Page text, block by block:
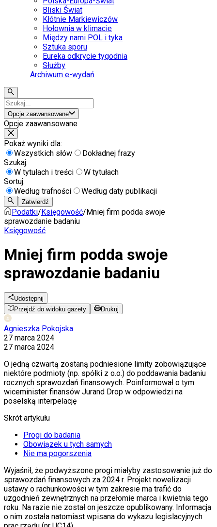
Bliski Świat
Kłótnie Markiewiczów
Hołownia w klimacie
Między nami POL i tyka
Sztuka sporu
Eureka odkrycie tygodnia
Służby
Archiwum e-wydań
Opcje zaawansowane
Opcje zaawansowane
Pokaż wyniki dla:
Wszystkich słów
Dokładnej frazy
Szukaj:
W tytułach i treści
W tytułach
Sortuj:
Według trafności
Według daty publikacji
Zatwierdź
Podatki/Księgowość/Mniej firm podda swoje
sprawozdanie badaniu
Księgowość
Mniej firm podda swoje
sprawozdanie badaniu
Udostępnij
Przejdź do widoku gazety
Drukuj
Agnieszka Pokojska
27 marca 2024
27 marca 2024
O jedną czwartą zostaną podniesione limity zobowiązujące
niektóre podmioty (np. spółki z o.o.) do poddawania badaniu
rocznych sprawozdań finansowych. Poinformował o tym
wiceminister finansów Jurand Drop w odpowiedzi na
poselską interpelację
Skrót artykułu
Progi do badania
Obowiązek u tych samych
Nie ma pogorszenia
Wyjaśnił, że podwyższone progi miałyby zastosowanie już do
sprawozdań finansowych za 2024 r. Projekt nowelizacji
ustawy o rachunkowości w tym zakresie ma trafić do
uzgodnień zewnętrznych na przełomie marca i kwietnia tego
roku. Na razie nie został on jeszcze opublikowany. Informacja
o nim została natomiast wpisana do wykazu legislacyjnych